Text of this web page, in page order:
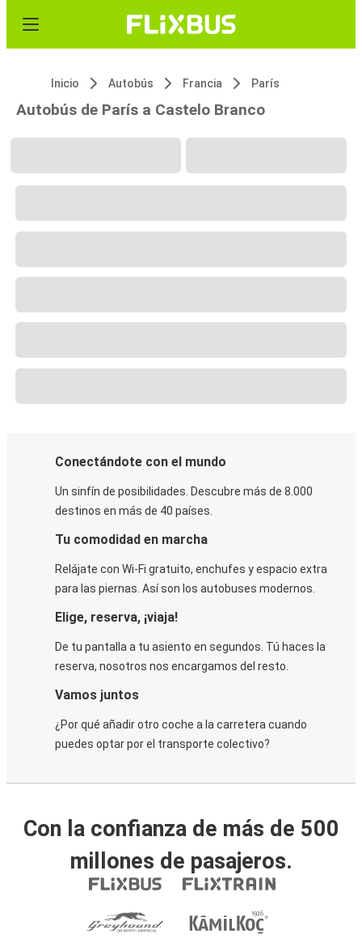
Inicio Autobús Francia París
Autobús de París a Castelo Branco
Conectándote con el mundo
Un sinfín de posibilidades. Descubre más de 8.000
destinos en más de 40 países.
Tu comodidad en marcha
Relájate con Wi-Fi gratuito, enchufes y espacio extra
para las piernas. Así son los autobuses modernos.
Elige, reserva, ¡viaja!
De tu pantalla a tu asiento en segundos. Tú haces la
reserva, nosotros nos encargamos del resto.
Vamos juntos
¿Por qué añadir otro coche a la carretera cuando
puedes optar por el transporte colectivo?
Con la confianza de más de 500
millones de pasajeros.